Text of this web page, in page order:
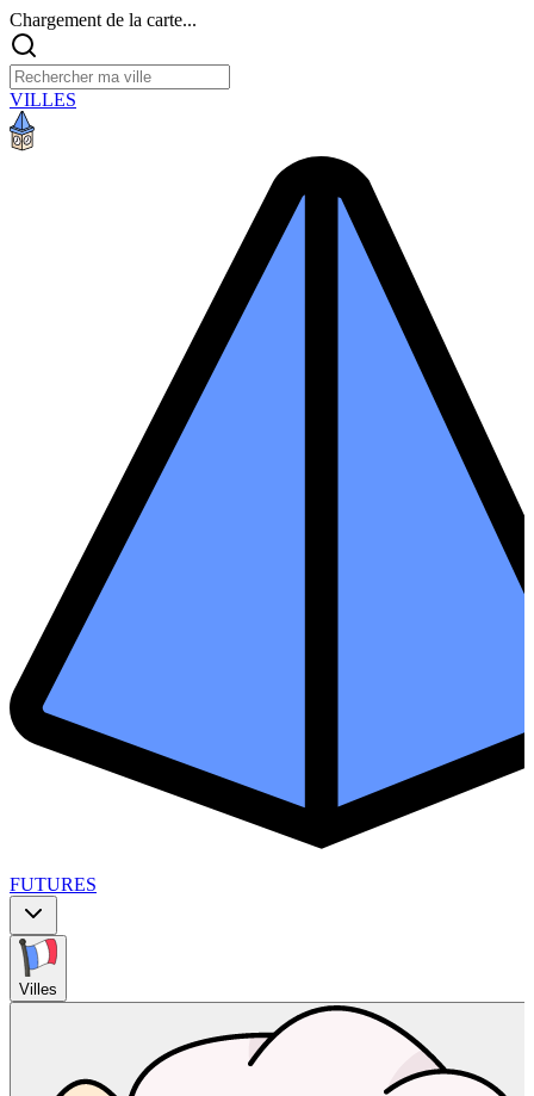
Chargement de la carte...
VILLES
FUTURES
Villes